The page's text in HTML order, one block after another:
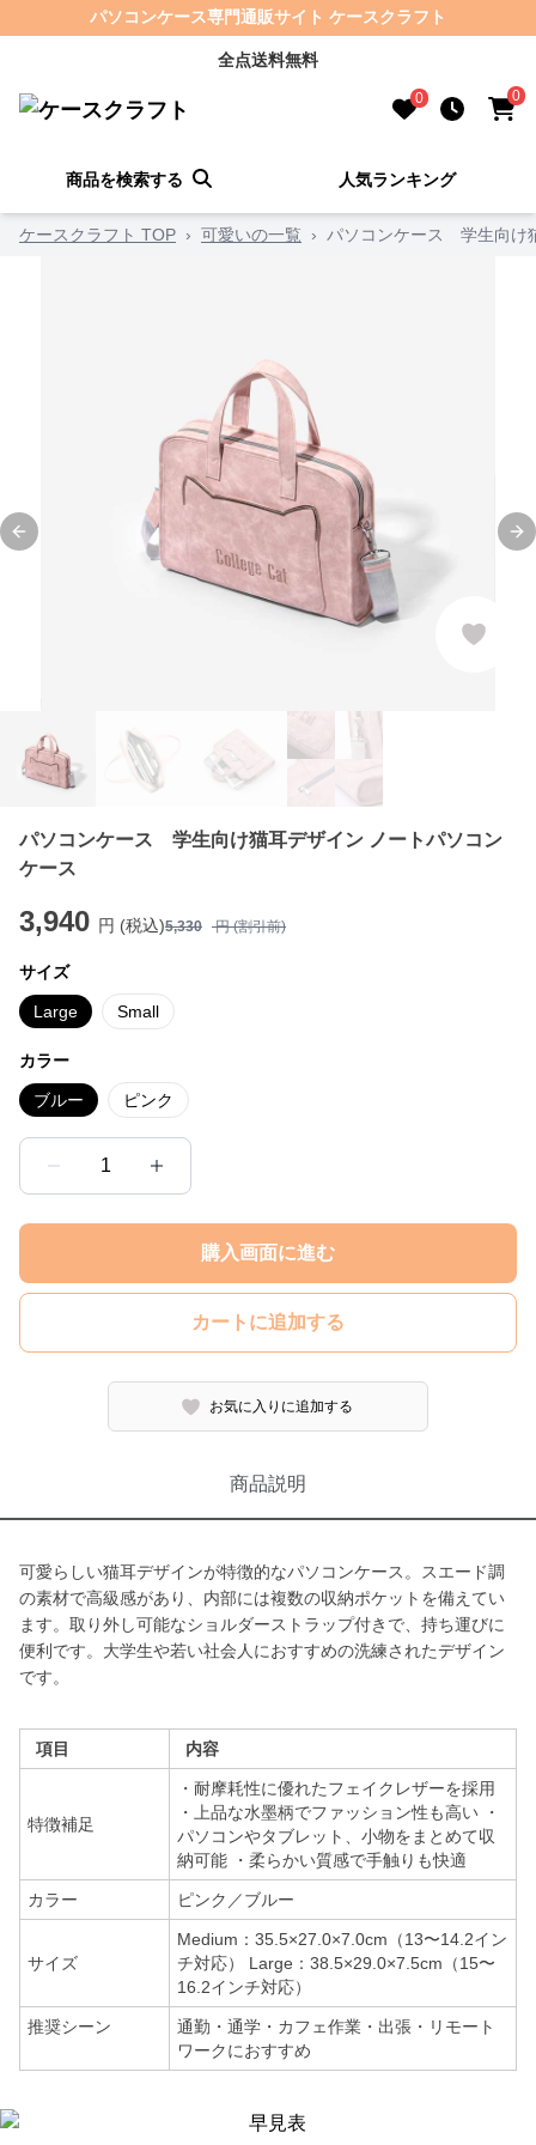
パソコンケース専門通販サイト ケースクラフト
全点送料無料
0 0
商品を検索する 人気ランキング
ケースクラフト TOP › 可愛いの一覧 › パソコンケース 学生向け
Previous slide
パソコンケース 学生向け猫耳デザイン ノートパソコン
ケース
3,940 円 (税込)5,330 円 (割引前)
サイズ
Large Small
カラー
ブルー ピンク
1
購入画面に進む
カートに追加する
お気に入りに追加する
商品説明
可愛らしい猫耳デザインが特徴的なパソコンケース。スエード調
の素材で高級感があり、内部には複数の収納ポケットを備えてい
ます。取り外し可能なショルダーストラップ付きで、持ち運びに
便利です。大学生や若い社会人におすすめの洗練されたデザイン
です。
項目 内容
特徴補足
・耐摩耗性に優れたフェイクレザーを採用
・上品な水墨柄でファッション性も高い ・
パソコンやタブレット、小物をまとめて収
納可能 ・柔らかい質感で手触りも快適
カラー ピンク／ブルー
サイズ
Medium：35.5×27.0×7.0cm（13〜14.2イン
チ対応） Large：38.5×29.0×7.5cm（15〜
16.2インチ対応）
推奨シーン
通勤・通学・カフェ作業・出張・リモート
ワークにおすすめ